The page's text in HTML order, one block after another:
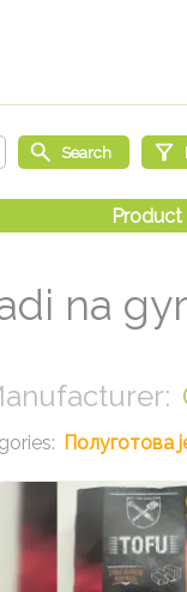
na
Полуготова